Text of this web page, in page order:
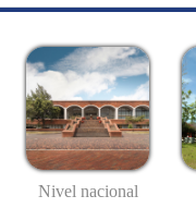
Nivel nacional